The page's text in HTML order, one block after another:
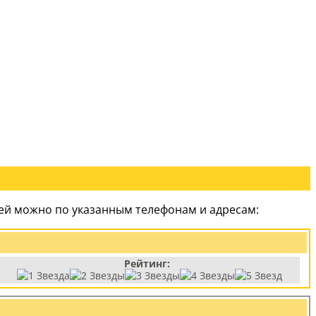
можно по указанным телефонам и адресам:
Рейтинг: